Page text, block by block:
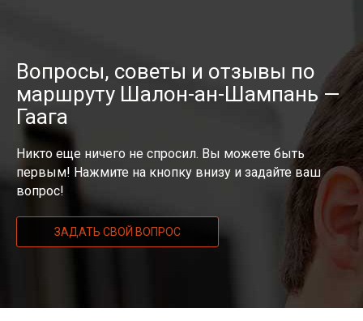
Вопросы, советы и отзывы по
маршруту Шалон-ан-Шампань —
Гаага
Никто еще ничего не спросил. Вы можете быть
первым! Нажмите на кнопку внизу и задайте ваш
вопрос!
ЗАДАТЬ СВОЙ ВОПРОС